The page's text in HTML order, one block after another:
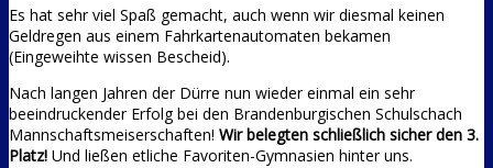
Es hat sehr viel Spaß gemacht, auch wenn wir diesmal keinen
Geldregen aus einem Fahrkartenautomaten bekamen
(Eingeweihte wissen Bescheid).
Nach langen Jahren der Dürre nun wieder einmal ein sehr
beeindruckender Erfolg bei den Brandenburgischen Schulschach
Mannschaftsmeiserschaften! Wir belegten schließlich sicher den 3.
Platz! Und ließen etliche Favoriten-Gymnasien hinter uns.